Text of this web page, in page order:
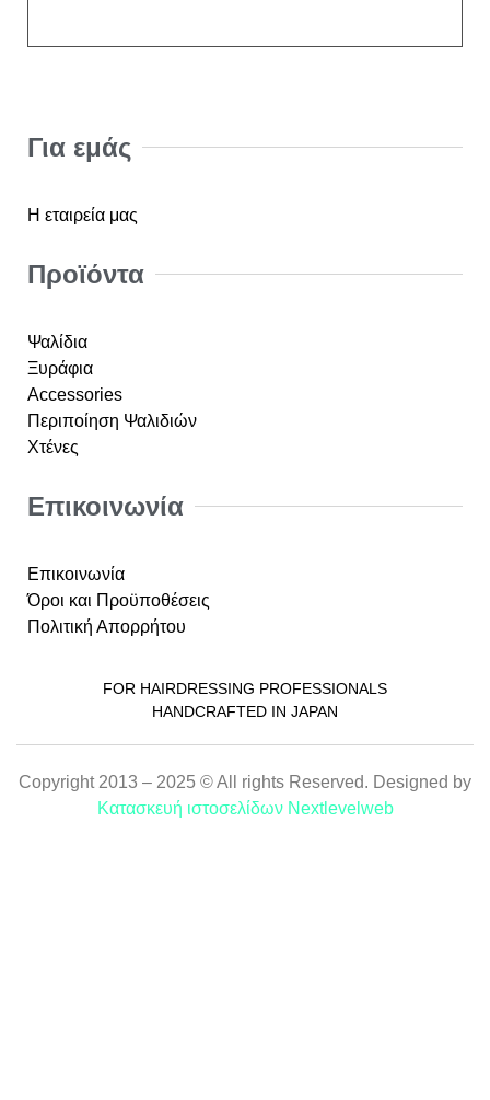
Για εμάς
Η εταιρεία μας
Προϊόντα
Ψαλίδια
Ξυράφια
Accessories
Περιποίηση Ψαλιδιών
Χτένες
Επικοινωνία
Επικοινωνία
Όροι και Προϋποθέσεις
Πολιτική Απορρήτου
FOR HAIRDRESSING PROFESSIONALS
HANDCRAFTED IN JAPAN
Copyright 2013 – 2025 © All rights Reserved. Designed by
Κατασκευή ιστοσελίδων Nextlevelweb